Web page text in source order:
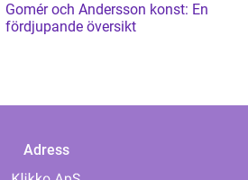
Gomér och Andersson konst: En
fördjupande översikt
Adress